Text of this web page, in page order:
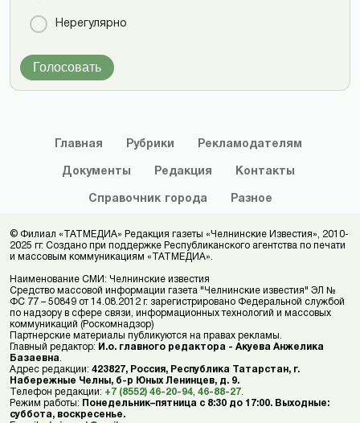
Нерегулярно
Голосовать
Главная Рубрики Рекламодателям
Документы Редакция Контакты
Справочник города Разное
© Филиал «ТАТМЕДИА» Редакция газеты «Челнинские Известия», 2010-
2025 гг. Создано при поддержке Республиканского агентства по печати
и массовым коммуникациям «ТАТМЕДИА».
Наименование СМИ: Челнинские известия
Средство массовой информации газета "Челнинские известия" ЭЛ №
ФС 77 – 50849 от 14.08.2012 г. зарегистрировано Федеральной службой
по надзору в сфере связи, информационных технологий и массовых
коммуникаций (Роскомнадзор)
Партнерские материалы публикуются на правах рекламы.
Главный редактор: И.о. главного редактора - Акуева Анжелика
Базаевна
Адрес редакции: 423827, Россия, Республика Татарстан, г.
Набережные Челны, б-р Юных Ленинцев, д. 9.
Телефон редакции: +7 (8552) 46-20-94 46-88-27
Режим работы: Понедельник–пятница с 8:30 до 17:00. Выходные:
суббота, воскресенье.